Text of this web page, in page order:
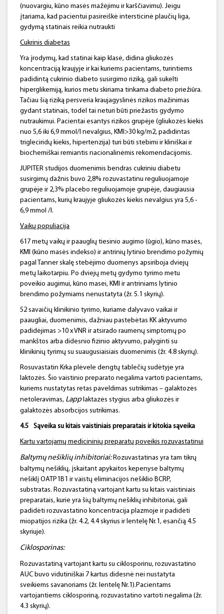
(nuovargiu, kūno masės mažėjimu ir karščiavimu). Jeigu
įtariama, kad pacientui pasireiškė intersticinė plaučių liga,
gydymą statinais reikia nutraukti
Cukrinis diabetas
Yra įrodymų, kad statinai kaip klasė, didina gliukozės
koncentraciją kraujyje ir kai kuriems pacientams, turintiems
padidintą cukrinio diabeto susirgimo riziką, gali sukelti
hiperglikemiją, kurios metu skiriama tinkama diabeto priežiūra.
Tačiau šią riziką persveria kraujagyslinės rizikos mažinimas
gydant statinais, todėl tai neturi būti priežastis gydymo
nutraukimui. Pacientai esantys rizikos grupėje (gliukozės kiekis
nuo 5,6 iki 6,9 mmol/l nevalgius, KMI>30 kg/m2, padidintas
trigleciridų kiekis, hipertenzija) turi būti stebimi ir kliniškai ir
biochemiškai remiantis nacionalinėmis rekomendacijomis.
JUPITER studijos duomenimis bendras cukriniu diabetu
susirgimų dažnis buvo 2,8% rozuvastatinu reguliuojamoje
grupėje ir 2,3% placebo reguliuojamoje grupėje, daugiausia
pacientams, kurių kraujyje gliukozės kiekis nevalgius yra 5,6 -
6,9 mmol /l.
Vaikų populiacija
617 metų vaikų ir paauglių tiesinio augimo (ūgio), kūno masės,
KMI (kūno masės indekso) ir antrinių lytinio brendimo požymių
pagal Tanner skalę stebėjimo duomenys apsiriboja dviejų
metų laikotarpiu. Po dviejų metų gydymo tyrimo metu
poveikio augimui, kūno masei, KMI ir antriniams lytinio
brendimo požymiams nenustatyta (žr. 5.1 skyrių).
52 savaičių klinikinio tyrimo, kuriame dalyvavo vaikai ir
paaugliai, duomenimis, dažniau pastebėtas KK aktyvumo
padidėjimas >10 x VNR ir atsirado raumenų simptomų po
mankštos arba didesnio fizinio aktyvumo, palyginti su
klinikinių tyrimų su suaugusiaisiais duomenimis (žr. 4.8 skyrių).
Rosuvastatin Krka plėvele dengtų tablečių sudėtyje yra
laktozės. Šio vaistinio preparato negalima vartoti pacientams,
kuriems nustatytas retas paveldimas sutrikimas – galaktozės
netoleravimas, Lapplaktazės stygius arba gliukozės ir
galaktozės absorbcijos sutrikimas.
4.5 Sąveika su kitais vaistiniais preparatais ir kitokia sąveika
Kartu vartojamų medicininių preparatų poveikis rozuvastatinui
Baltymų nešiklių inhibitoriai:Rozuvastatinas yra tam tikrų
baltymų nešiklių, įskaitant apykaitos kepenyse baltymų
nešiklį OATP1B1 ir vaistų eliminacijos nešiklio BCRP,
substratas. Rozuvastatiną vartojant kartu su kitais vaistiniais
preparatais, kurie yra šių baltymų nešiklių inhibitoriai, gali
padidėti rozuvastatino koncentracija plazmoje ir padidėti
miopatijos rizika (žr. 4.2, 4.4 skyrius ir lentelę Nr.1, esančią 4.5
skyriuje).
Ciklosporinas:
Rozuvastatiną vartojant kartu su ciklosporinu, rozuvastatino
AUC buvo vidutiniškai 7 kartus didesnė nei nustatyta
sveikiems savanoriams (žr. lentelę Nr.1).Pacientams
vartojantiems ciklosporiną, rozuvastatino vartoti negalima (žr.
4.3 skyrių).